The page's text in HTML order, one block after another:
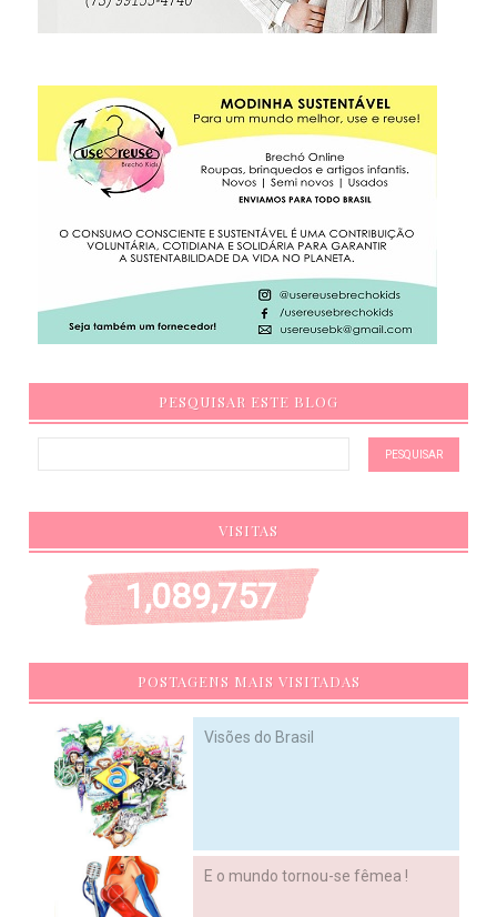
PESQUISAR ESTE BLOG
VISITAS
1,089,757
POSTAGENS MAIS VISITADAS
Visões do Brasil
E o mundo tornou-se fêmea !